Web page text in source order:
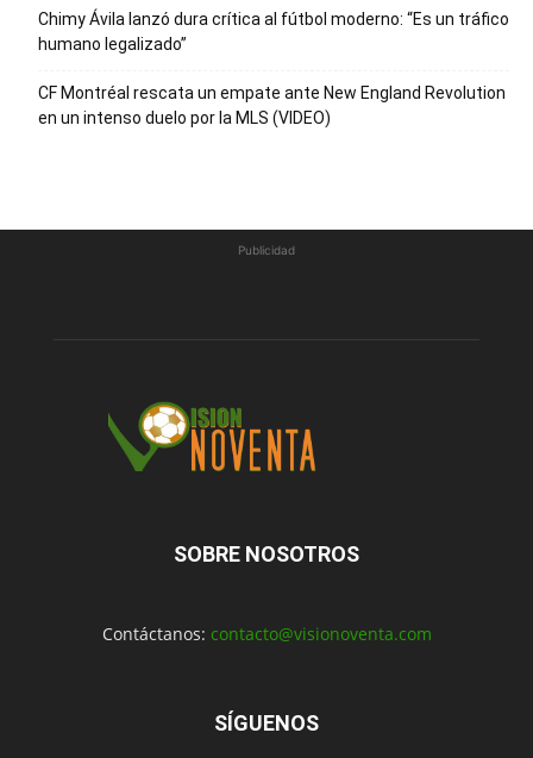
Chimy Ávila lanzó dura crítica al fútbol moderno: “Es un tráfico
humano legalizado”
CF Montréal rescata un empate ante New England Revolution
en un intenso duelo por la MLS (VIDEO)
Publicidad
SOBRE NOSOTROS
Contáctanos: contacto@visionoventa.com
SÍGUENOS